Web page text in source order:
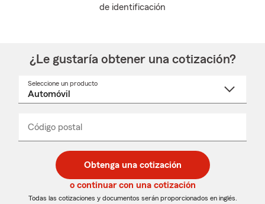
de identificación
¿Le gustaría obtener una cotización?
Seleccione un producto
desplegable
Código postal
de
5
dígitos
de
5
dígitos
_____
Obtenga una cotización
o continuar con una cotización
Todas las cotizaciones y documentos serán proporcionados en inglés.